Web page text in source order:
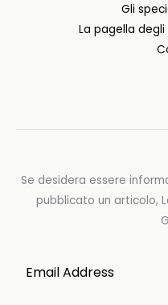
Gli
La pagella
Se desidera essere
pubblicato un articolo,